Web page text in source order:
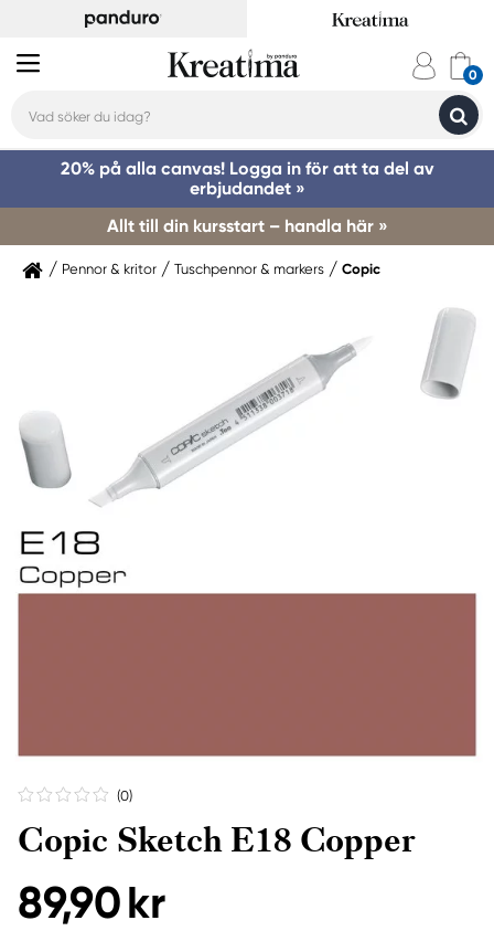
20% på alla canvas! Logga in för att ta del av
erbjudandet »
Allt till din kursstart – handla här »
Pennor & kritor Tuschpennor & markers Copic
(0)
Copic Sketch E18 Copper
89,90 kr